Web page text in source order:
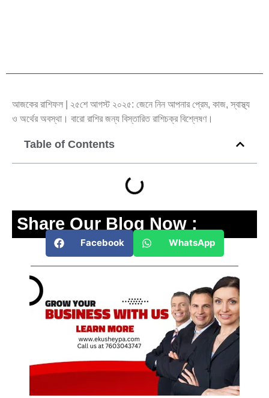
আজকের রাশিফল | ২৫শে আগস্ট ২০২৫: জেনে নিন আপনার প্রেম, কাজ, স্বাস্থ্য
ও অর্থের অবস্থা। বারো রাশির জন্য বিস্তারিত রাশিচক্র বিশ্লেষণ।
Table of Contents
Share Our Blog Now :
Facebook WhatsApp